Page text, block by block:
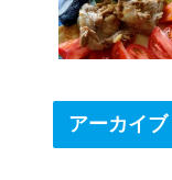
アーカイブ